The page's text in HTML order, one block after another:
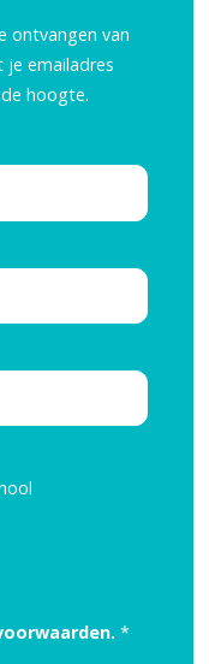
ontvangen van
je emailadres
hoogte.
*